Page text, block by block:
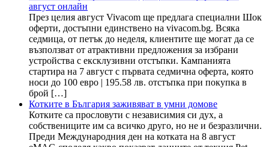
август онлайн
През целия август Vivacom ще предлага специални Шок
оферти, достъпни единствено на vivacom.bg. Всяка
седмица, от петък до неделя, клиентите ще могат да се
възползват от атрактивни предложения за избрани
устройства с ексклузивни отстъпки. Кампанията
стартира на 7 август с първата седмична оферта, която
носи до 100 евро | 195.58 лв. отстъпка при покупка в
брой […]
Котките в България заживяват в умни домове
Котките са прословути с независимия си дух, а
собствениците им са всичко друго, но не и безразлични.
Преди Международния ден на котката на 8 август